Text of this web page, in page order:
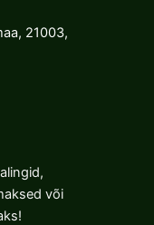
21003,
või